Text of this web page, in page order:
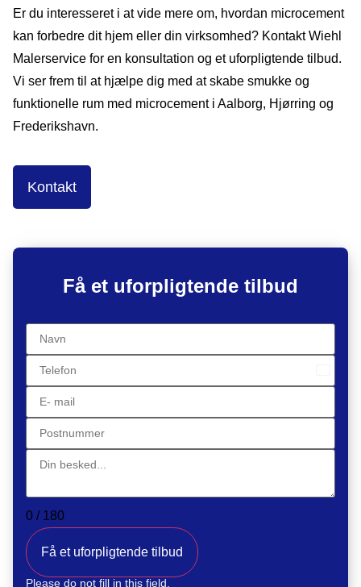
Er du interesseret i at vide mere om, hvordan microcement
kan forbedre dit hjem eller din virksomhed? Kontakt Wiehl
Malerservice for en konsultation og et uforpligtende tilbud.
Vi ser frem til at hjælpe dig med at skabe smukke og
funktionelle rum med microcement i Aalborg, Hjørring og
Frederikshavn.
Kontakt
Få et uforpligtende tilbud
0 / 180
Få et uforpligtende tilbud
Please do not fill in this field.